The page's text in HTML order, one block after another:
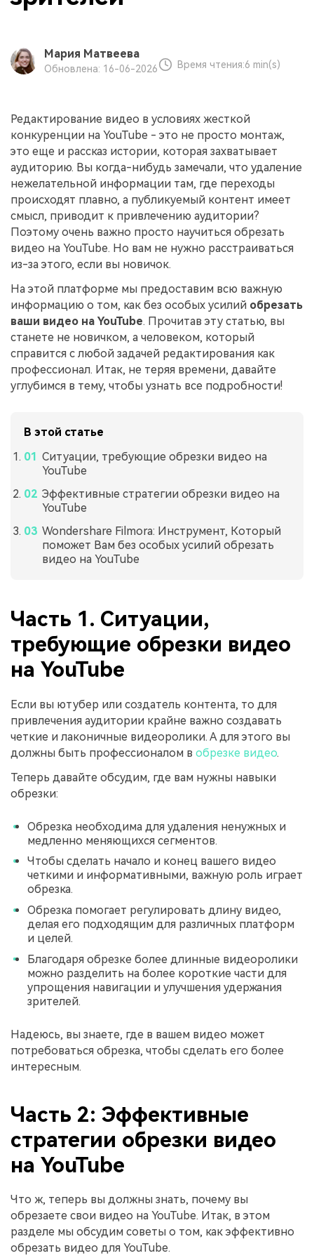
Мария Матвеева
Обновлена: 16-06-2026 Время чтения:6 min(s)
Редактирование видео в условиях жесткой
конкуренции на YouTube - это не просто монтаж,
это еще и рассказ истории, которая захватывает
аудиторию. Вы когда-нибудь замечали, что удаление
нежелательной информации там, где переходы
происходят плавно, а публикуемый контент имеет
смысл, приводит к привлечению аудитории?
Поэтому очень важно просто научиться обрезать
видео на YouTube. Но вам не нужно расстраиваться
из-за этого, если вы новичок.
На этой платформе мы предоставим всю важную
информацию о том, как без особых усилий обрезать
ваши видео на YouTube. Прочитав эту статью, вы
станете не новичком, а человеком, который
справится с любой задачей редактирования как
профессионал. Итак, не теряя времени, давайте
углубимся в тему, чтобы узнать все подробности!
В этой статье
Ситуации, требующие обрезки видео на
YouTube
Эффективные стратегии обрезки видео на
YouTube
Wondershare Filmora: Инструмент, Который
поможет Вам без особых усилий обрезать
видео на YouTube
Часть 1. Ситуации,
требующие обрезки видео
на YouTube
Если вы ютубер или создатель контента, то для
привлечения аудитории крайне важно создавать
четкие и лаконичные видеоролики. А для этого вы
должны быть профессионалом в обрезке видео.
Теперь давайте обсудим, где вам нужны навыки
обрезки:
Обрезка необходима для удаления ненужных и
медленно меняющихся сегментов.
Чтобы сделать начало и конец вашего видео
четкими и информативными, важную роль играет
обрезка.
Обрезка помогает регулировать длину видео,
делая его подходящим для различных платформ
и целей.
Благодаря обрезке более длинные видеоролики
можно разделить на более короткие части для
упрощения навигации и улучшения удержания
зрителей.
Надеюсь, вы знаете, где в вашем видео может
потребоваться обрезка, чтобы сделать его более
интересным.
Часть 2: Эффективные
стратегии обрезки видео
на YouTube
Что ж, теперь вы должны знать, почему вы
обрезаете свои видео на YouTube. Итак, в этом
разделе мы обсудим советы о том, как эффективно
обрезать видео для YouTube.